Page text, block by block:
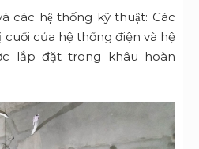
các hệ thống kỹ thuật: Các
của hệ thống điện và hệ
lắp đặt trong khâu hoàn